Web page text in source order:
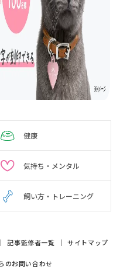
健康
気持ち・メンタル
飼い方・トレーニング
記事監修者一覧 サイトマップ
のお問い合わせ